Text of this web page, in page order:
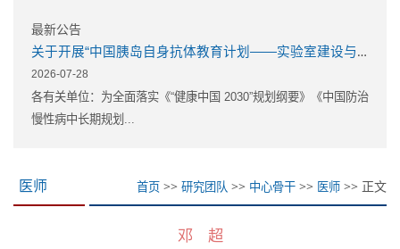
最新公告
关于开展“中国胰岛自身抗体教育计划——实验室建设与教育培训” 示范实验室立项与培育项目申报的通知
2026-07-28
各有关单位：为全面落实《“健康中国 2030”规划纲要》《中国防治
慢性病中长期规划...
医师 首页 >> 研究团队 >> 中心骨干 >> 医师 >> 正文
邓 超